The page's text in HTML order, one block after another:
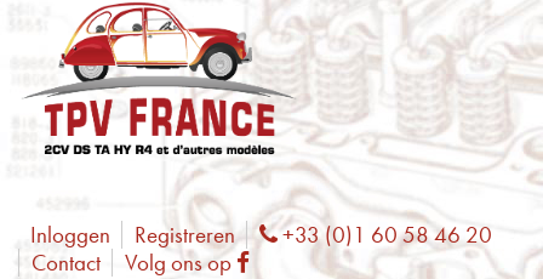
Inloggen Registreren Phone
+33 (0)1 60 58 46 20
Contact
Volg ons op Facebook